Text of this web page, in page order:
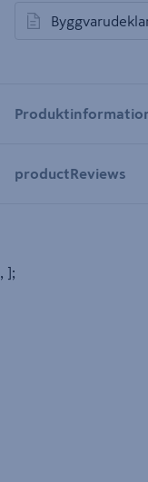
öppnas i en ny flik
productReviews
, ];